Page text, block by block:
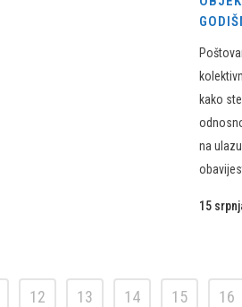
kako
na
15
12 13 14 15 16